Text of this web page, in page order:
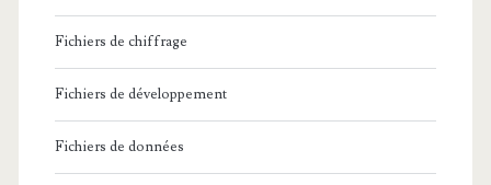
Fichiers de chiffrage
Fichiers de développement
Fichiers de données